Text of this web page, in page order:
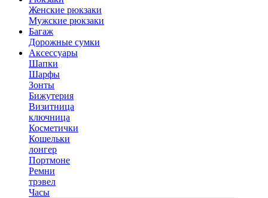
Женские рюкзаки
Мужские рюкзаки
Багаж
Дорожные сумки
Аксессуары
Шапки
Шарфы
Зонты
Бижутерия
Визитница
ключница
Косметички
Кошельки
лонгер
Портмоне
Ремни
трэвел
Часы